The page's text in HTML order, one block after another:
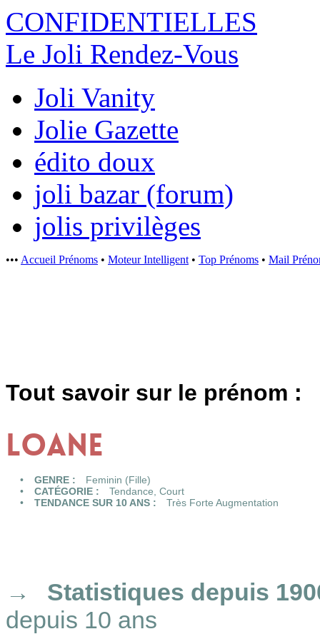
CONFIDENTIELLES
Le Joli Rendez-Vous
Joli Vanity
Jolie Gazette
édito doux
joli bazar (forum)
jolis privilèges
••• Accueil Prénoms • Moteur Intelligent • Top Prénoms • Mail
Tout savoir sur le prénom :
LOANE
GENRE :
Feminin (Fille)
CATÉGORIE :
Tendance, Court
TENDANCE SUR 10 ANS :
Très Forte Augmentation
Statistiques depuis
depuis 10 ans